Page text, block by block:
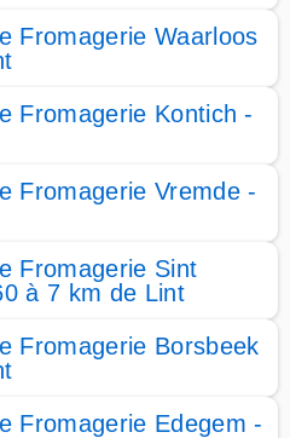
Fromagerie Waarloos
Fromagerie Kontich -
Fromagerie Vremde -
Fromagerie Sint
à 7 km de Lint
Fromagerie Borsbeek
Fromagerie Edegem -